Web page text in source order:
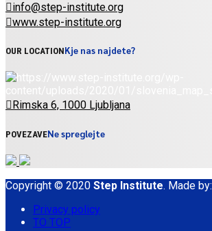
info@step-institute.org
www.step-institute.org
OUR LOCATIONKje nas najdete?
Rimska 6, 1000 Ljubljana
POVEZAVENe spreglejte
Copyright © 2020 Step Institute. Made by:
Privacy policy
TO TOP